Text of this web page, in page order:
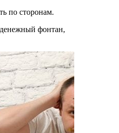
по сторонам.
фонтан,